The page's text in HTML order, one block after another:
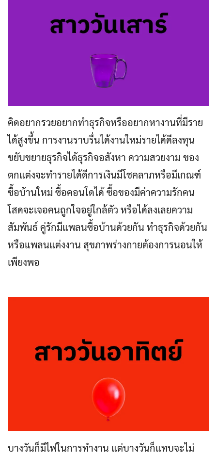
คิดอยากรวยอยากทำธุรกิจหรืออยากหางานที่มีราย
ได้สูงขึ้น การงานราบรื่นได้งานใหม่รายได้ดีลงทุน
ขยับขยายธุรกิจได้ธุรกิจอสังหา ความสวยงาม ของ
ตกแต่งจะทำรายได้ดีการเงินมีโชคลาภหรือมีเกณฑ์
ซื้อบ้านใหม่ ซื้อคอนโดได้ ซื้อของมีค่าความรักคน
โสดจะเจอคนถูกใจอยู่ใกล้ตัว หรือได้ลงเลยความ
สัมพันธ์ คู่รักมีแพลนซื้อบ้านด้วยกัน ทำธุรกิจด้วยกัน
หรือแพลนแต่งงาน สุขภาพร่างกายต้องการนอนให้
เพียงพอ
บางวันก็มีไฟในการทำงาน แต่บางวันก็แทบจะไม่